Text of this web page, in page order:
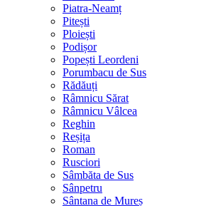
Piatra-Neamț
Pitești
Ploiești
Podișor
Popești Leordeni
Porumbacu de Sus
Rădăuți
Râmnicu Sărat
Râmnicu Vâlcea
Reghin
Reșița
Roman
Rusciori
Sâmbăta de Sus
Sânpetru
Sântana de Mureș